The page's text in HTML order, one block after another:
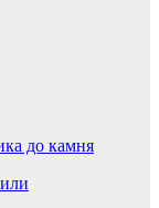
до камня